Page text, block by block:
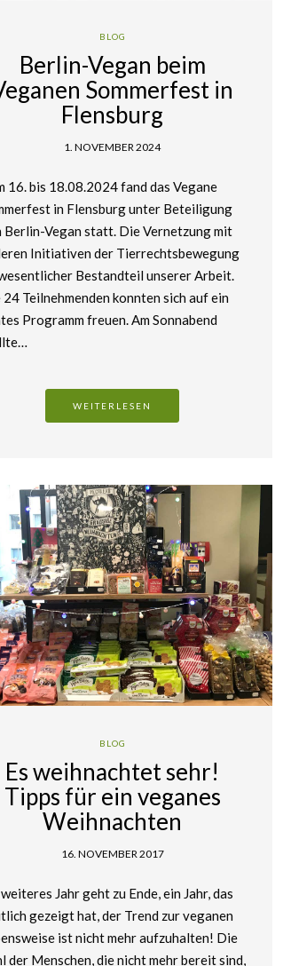
BLOG
Berlin-Vegan beim
Sommerfest in
Flensburg
1. NOVEMBER 2024
16. bis 18.08.2024 fand das Vegane
in Flensburg unter Beteiligung
Berlin-Vegan statt. Die Vernetzung mit
Initiativen der Tierrechtsbewegung
Bestandteil unserer Arbeit.
24 Teilnehmenden konnten sich auf ein
Programm freuen. Am Sonnabend
WEITERLESEN
BLOG
Es weihnachtet sehr!
Tipps für ein veganes
Weihnachten
16. NOVEMBER 2017
Jahr geht zu Ende, ein Jahr, das
gezeigt hat, der Trend zur veganen
ist nicht mehr aufzuhalten! Die
der Menschen, die nicht mehr bereit sind,